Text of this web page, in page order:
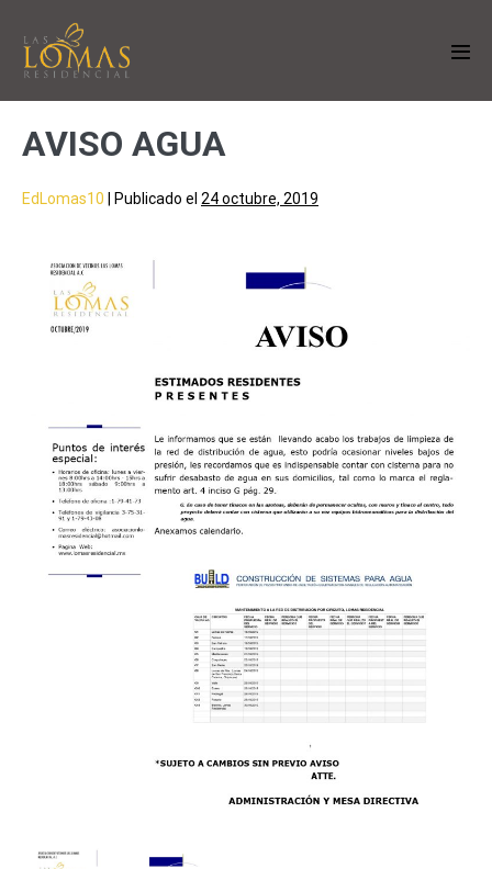
AVISO AGUA
EdLomas10 | Publicado el 24 octubre, 2019